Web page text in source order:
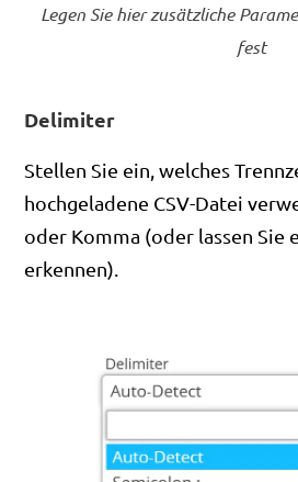
Legen Sie hier zusätzliche
fest
Delimiter
Stellen Sie ein, welches
hochgeladene CSV-Datei
oder Komma (oder lassen Sie
erkennen).